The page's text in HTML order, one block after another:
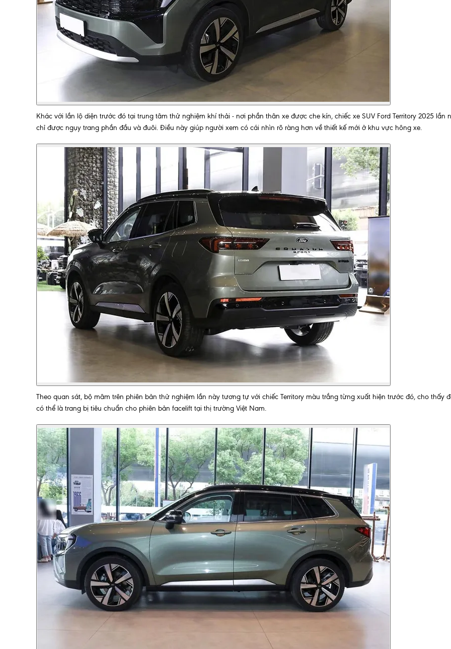
Khác với lần lộ diện trước đó tại trung tâm thử nghiệm khí thải - nơi phần thân xe được che kín, chiếc xe SUV Ford Territory 2025 lần
chỉ được ngụy trang phần đầu và đuôi. Điều này giúp người xem có cái nhìn rõ ràng hơn về thiết kế mới ở khu vực hông xe.
Theo quan sát, bộ mâm trên phiên bản thử nghiệm lần này tương tự với chiếc Territory màu trắng từng xuất hiện trước đó, cho thấy
có thể là trang bị tiêu chuẩn cho phiên bản facelift tại thị trường Việt Nam.